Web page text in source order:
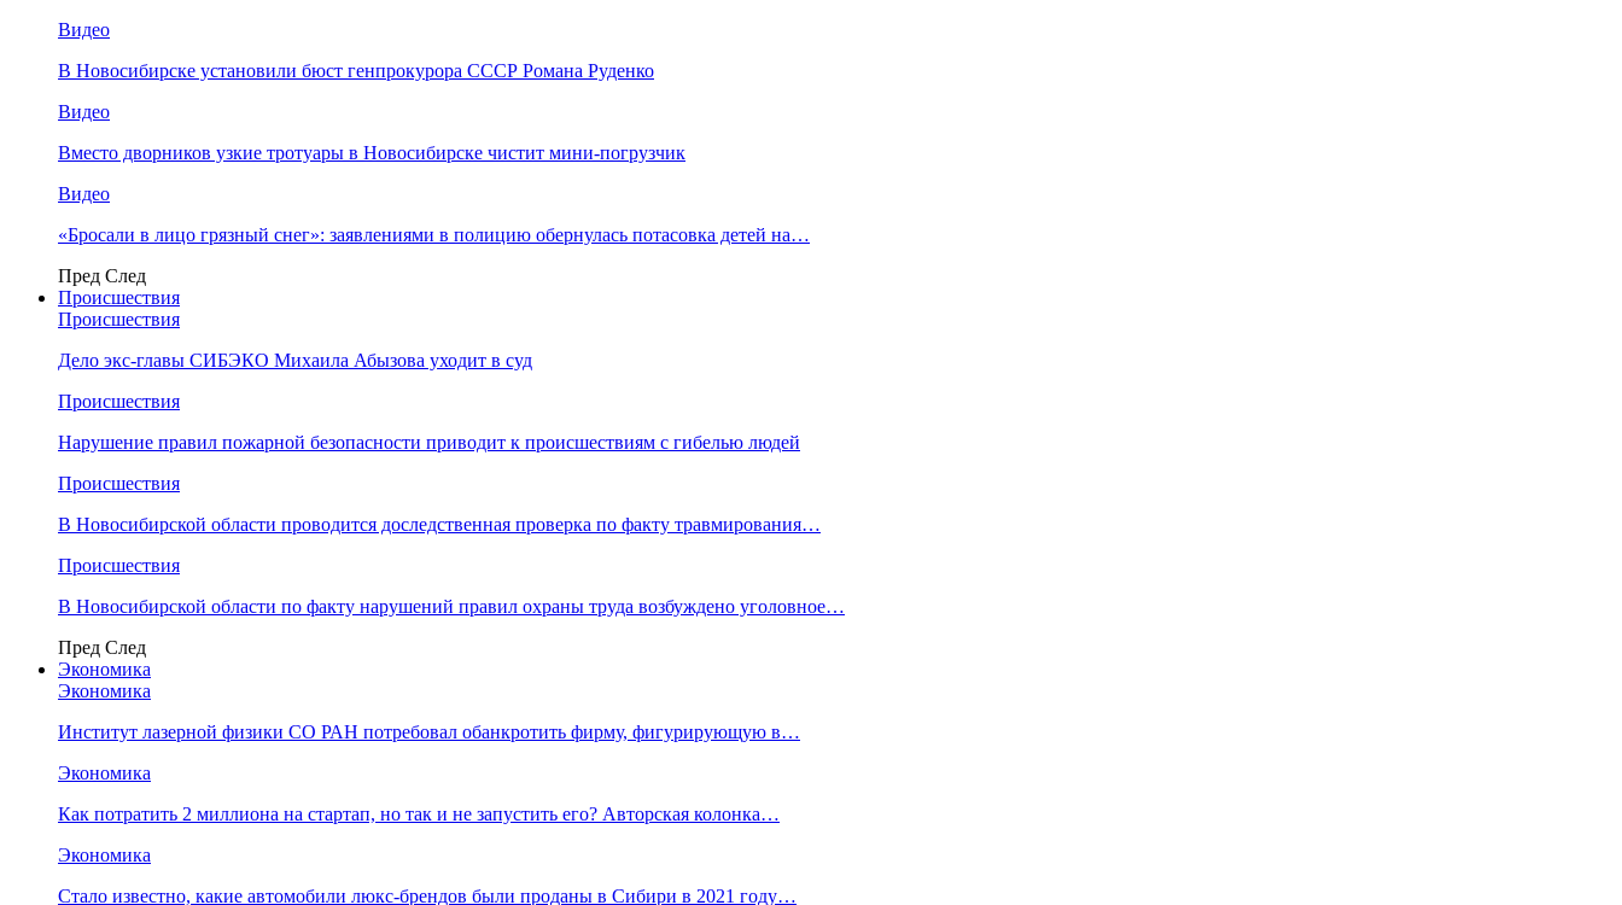
Видео
В Новосибирске установили бюст генпрокурора СССР Романа Руденко
Видео
Вместо дворников узкие тротуары в Новосибирске чистит мини-погрузчик
Видео
«Бросали в лицо грязный снег»: заявлениями в полицию обернулась потасовка детей на…
Пред След
Происшествия
Происшествия
Дело экс-главы СИБЭКО Михаила Абызова уходит в суд
Происшествия
Нарушение правил пожарной безопасности приводит к происшествиям с гибелью людей
Происшествия
В Новосибирской области проводится доследственная проверка по факту травмирования…
Происшествия
В Новосибирской области по факту нарушений правил охраны труда возбуждено уголовное…
Пред След
Экономика
Экономика
Институт лазерной физики СО РАН потребовал обанкротить фирму, фигурирующую в…
Экономика
Как потратить 2 миллиона на стартап, но так и не запустить его? Авторская колонка…
Экономика
Стало известно, какие автомобили люкс-брендов были проданы в Сибири в 2021 году…